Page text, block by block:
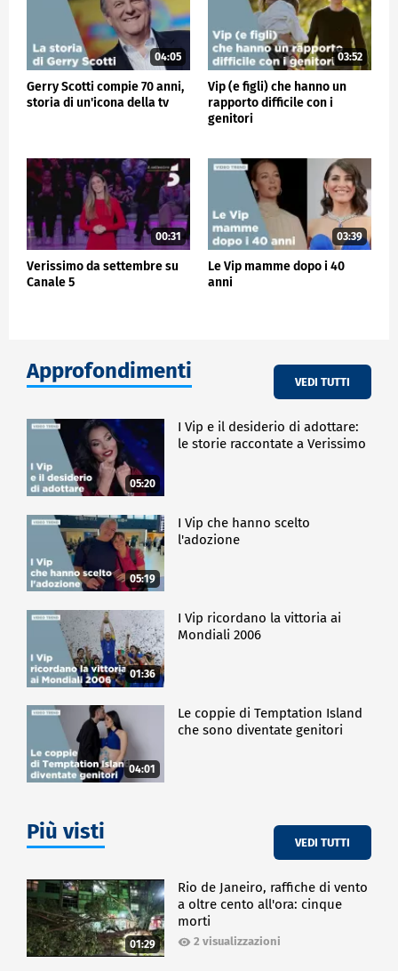
04:05
Gerry Scotti compie 70 anni,
storia di un'icona della tv
03:52
Vip (e figli) che hanno un
rapporto difficile con i
genitori
00:31
Verissimo da settembre su
Canale 5
03:39
Le Vip mamme dopo i 40
anni
Approfondimenti VEDI TUTTI
05:20
I Vip e il desiderio di adottare:
le storie raccontate a Verissimo
05:19
I Vip che hanno scelto
l'adozione
01:36
I Vip ricordano la vittoria ai
Mondiali 2006
04:01
Le coppie di Temptation Island
che sono diventate genitori
Più visti VEDI TUTTI
01:29
Rio de Janeiro, raffiche di vento
a oltre cento all'ora: cinque
morti
2 visualizzazioni